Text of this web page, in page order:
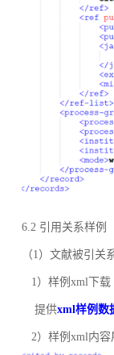
6.2 引用关系样例
（1）文献被引关
1）样例xml下载
提供xml样例数
2）样例xml内容